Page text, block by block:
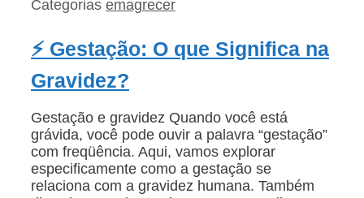
Categorias emagrecer
⚡ Gestação: O que Significa na
Gravidez?
Gestação e gravidez Quando você está
grávida, você pode ouvir a palavra “gestação”
com freqüência. Aqui, vamos explorar
especificamente como a gestação se
relaciona com a gravidez humana. Também